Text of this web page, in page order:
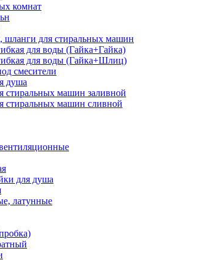
комнат
шланги для стиральных машин
для воды (Гайка+Гайка)
для воды (Гайка+Шлиц)
смесители
душа
стиральных машин заливной
стиральных машин сливной
для душа
латунные